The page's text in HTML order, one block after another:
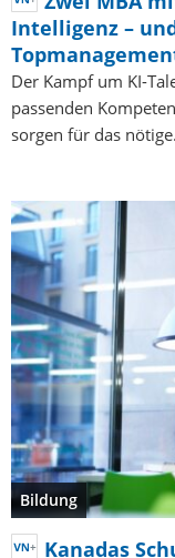
Intelligenz –
Der Kampf um KI-
passenden
sorgen für das
Bildung
Kanadas